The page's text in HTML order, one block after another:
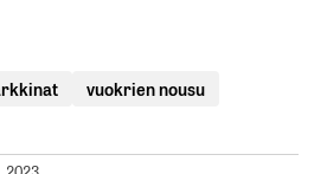
vuokrien nousu